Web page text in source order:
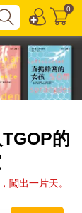
0
的
闖出一片天。